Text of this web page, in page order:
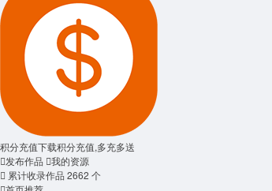
积分充值下载积分充值,多充多送
发布作品 我的资源
 累计收录作品 2662 个